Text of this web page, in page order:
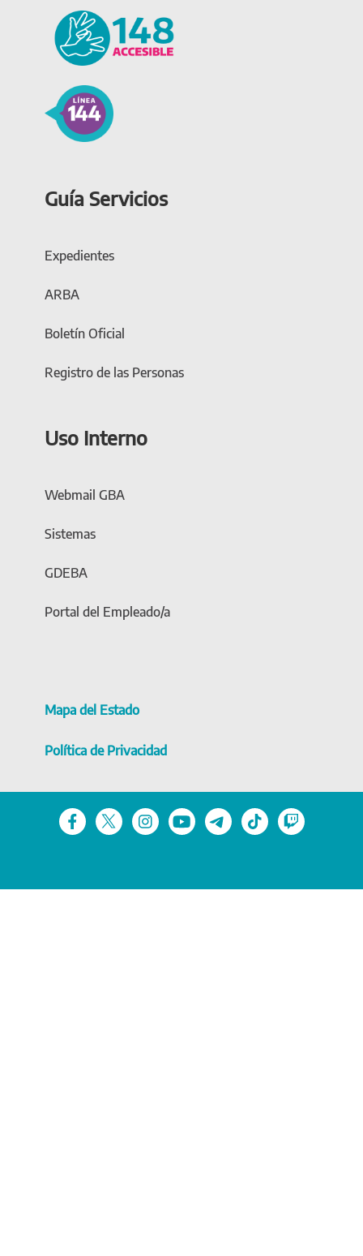
Guía Servicios
Expedientes
ARBA
Boletín Oficial
Registro de las Personas
Uso Interno
Webmail GBA
Sistemas
GDEBA
Portal del Empleado/a
Mapa del Estado
Política de Privacidad